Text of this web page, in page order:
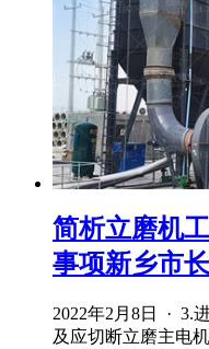
简析立磨机
事项新乡市
2022年2月8日 · 3.
及应切断立磨主电